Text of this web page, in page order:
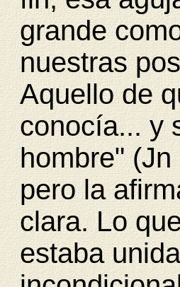
grande
nuestras
Aquello de
conocía... y
hombre" (Jn
pero la
clara. Lo
estaba